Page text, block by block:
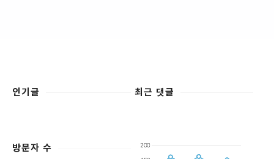
인기글 최근 댓글
방문자 수